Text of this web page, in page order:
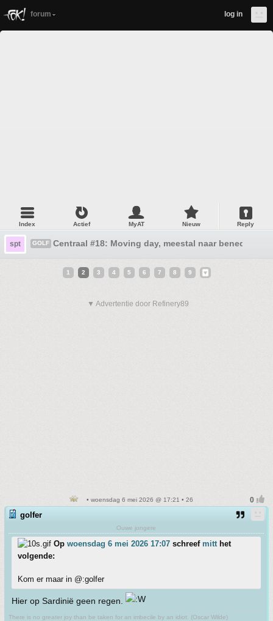
forum log in
Index Actief MyAT Nieuw Reply
spt GOLF Centraal #18: Moving day, meestal naar beneden
1 2 3 4 5 6 7 8 9
▼ Advertentie door Refinery89
• woensdag 6 mei 2026 @ 17:21 • 26
golfer
Ouwe jongere
Op woensdag 6 mei 2026 17:07 schreef mitthet
volgende:
Kom er maar in @:golfer
Hier op Sardinië geen regen.
There is no greater joy than be taken for an imbecile by an idiot. (Oscar Wilde)